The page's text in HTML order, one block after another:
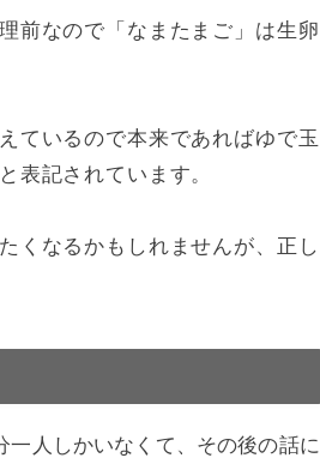
前なので「なまたまご」は生卵
ているので本来であればゆで玉
表記されています。
くなるかもしれませんが、正し
人しかいなくて、その後の話に